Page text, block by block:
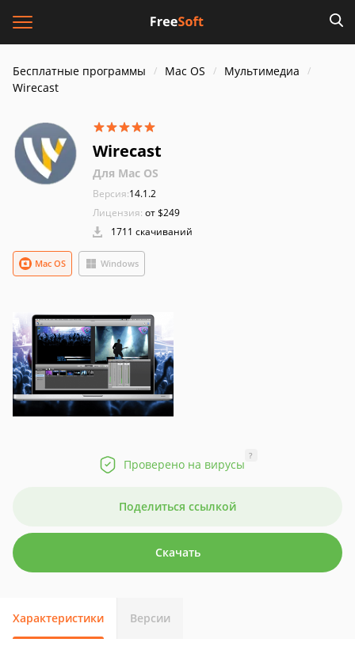
Бесплатные программы Mac OS
Мультимедиа
Wirecast
Wirecast
Для Mac OS
Версия:14.1.2
Лицензия: от $249
1711 скачиваний
Mac OS Windows
Проверено на вирусы
?
Поделиться ссылкой
Скачать
Характеристики Версии